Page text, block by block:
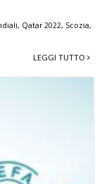
, Qatar 2022, Scozia,
LEGGI TUTTO